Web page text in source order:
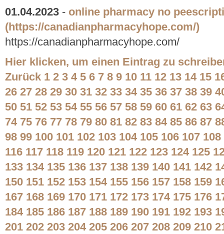
01.04.2023 - online pharmacy no
(https://canadianpharmacyhope.com/)
https://canadianpharmacyhope.com/
Hier klicken, um einen Eintrag zu
Zurück 1 2 3 4 5 6 7 8 9 10 11 12 13 14 15
26 27 28 29 30 31 32 33 34 35 36 37 38 39
50 51 52 53 54 55 56 57 58 59 60 61 62 63
74 75 76 77 78 79 80 81 82 83 84 85 86 87
98 99 100 101 102 103 104 105 106 107 108
116 117 118 119 120 121 122 123 124 125
133 134 135 136 137 138 139 140 141 142
150 151 152 153 154 155 156 157 158 159
167 168 169 170 171 172 173 174 175 176
184 185 186 187 188 189 190 191 192 193
201 202 203 204 205 206 207 208 209 210